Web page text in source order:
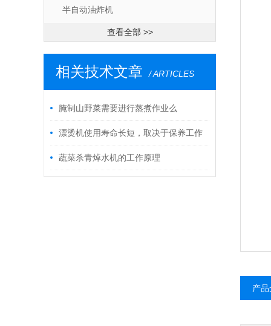
半自动油炸机
查看全部 >>
相关技术文章 / ARTICLES
腌制山野菜需要进行蒸煮作业么
漂烫机使用寿命长短，取决于保养工作
是否做到位
蔬菜杀青焯水机的工作原理
产